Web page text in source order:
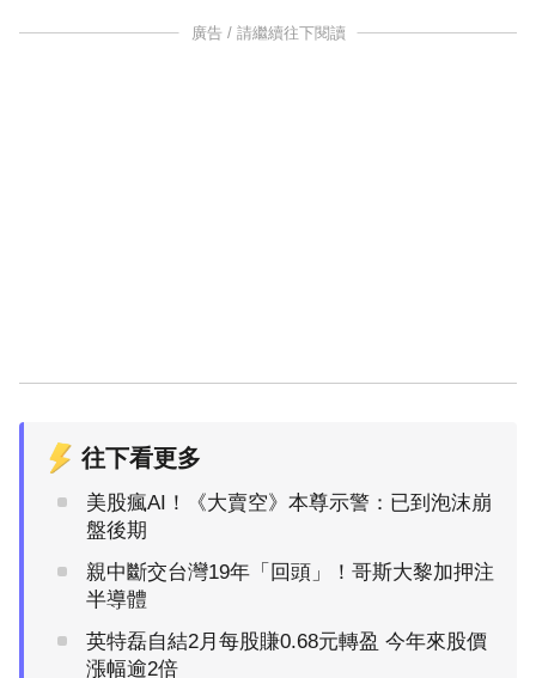
廣告 / 請繼續往下閱讀
往下看更多
美股瘋AI！《大賣空》本尊示警：已到泡沫崩
盤後期
親中斷交台灣19年「回頭」！哥斯大黎加押注
半導體
英特磊自結2月每股賺0.68元轉盈 今年來股價
漲幅逾2倍